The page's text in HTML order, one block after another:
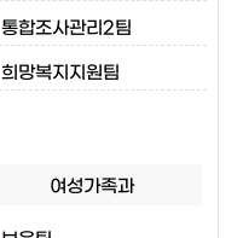
통합조사관리2팀
희망복지지원팀
여성가족과